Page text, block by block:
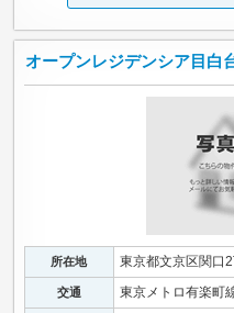
オープンレジデンシア目白
所在地 東京都文京区関口2
交通 東京メトロ有楽町